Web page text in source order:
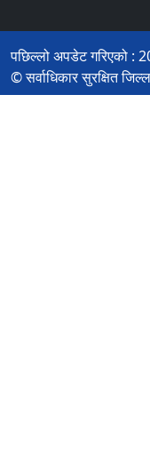
पछिल्लो अपडेट गरिएको :
© सर्वाधिकार सुरक्षित